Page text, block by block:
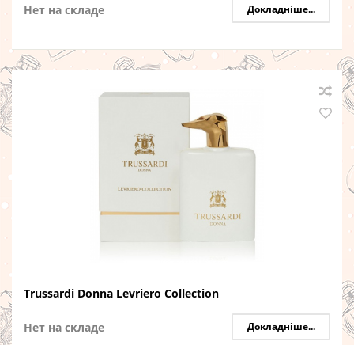
Нет на складе Докладніше...
Trussardi Donna Levriero Collection
Нет на складе Докладніше...